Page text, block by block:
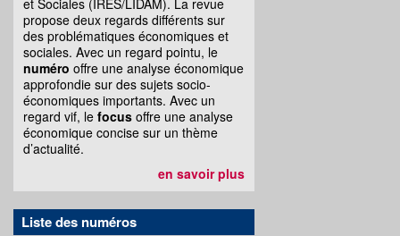
propose deux regards différents sur
des problématiques économiques et
sociales. Avec un regard pointu, le
numéro offre une analyse économique
approfondie sur des sujets socio-
économiques importants. Avec un
regard vif, le focus offre une analyse
économique concise sur un thème
d’actualité.
en savoir plus
Liste des numéros